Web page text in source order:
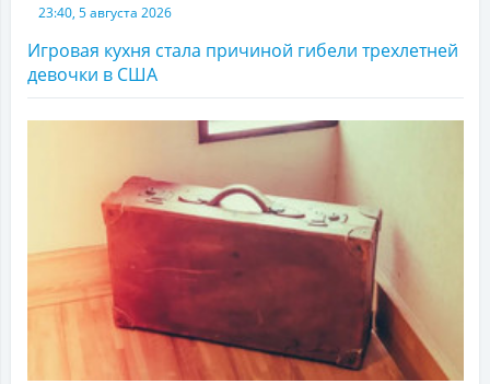
23:40, 5 августа 2026
Игровая кухня стала причиной гибели трехлетней
девочки в США